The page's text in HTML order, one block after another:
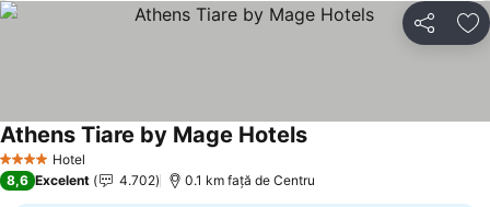
Distribuiți
4 Stele Hotel
Athens Tiare by Mage Hotels
8,6 Excelent 4.702 0.1 km faţă de Centru